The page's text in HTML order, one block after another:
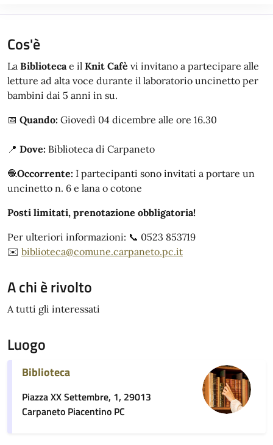
Cos'è
La Biblioteca e il Knit Cafè vi invitano a partecipare alle
letture ad alta voce durante il laboratorio uncinetto per
bambini dai 5 anni in su.
📅 Quando: Giovedì 04 dicembre alle ore 16.30
📍 Dove: Biblioteca di Carpaneto
🧶Occorrente: I partecipanti sono invitati a portare un
uncinetto n. 6 e lana o cotone
Posti limitati, prenotazione obbligatoria!
Per ulteriori informazioni: 📞 0523 853719
✉️ biblioteca@comune.carpaneto.pc.it
A chi è rivolto
A tutti gli interessati
Luogo
Biblioteca
Piazza XX Settembre, 1, 29013
Carpaneto Piacentino PC